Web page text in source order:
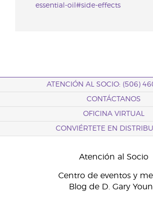
essential-oil#side-effects
ATENCIÓN AL SOCIO: (506)
CONTÁCTANOS
OFICINA VIRTUAL
CONVIÉRTETE EN
Atención al Socio
Centro de eventos y
Blog de D. Gary